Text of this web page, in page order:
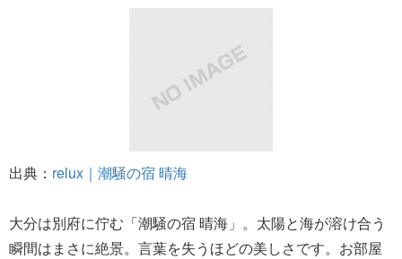
出典： relux｜潮騒の宿 晴海
大分は別府に佇む「潮騒の宿 晴海」。太陽と海が溶け合う
瞬間はまさに絶景。言葉を失うほどの美しさです。お部屋